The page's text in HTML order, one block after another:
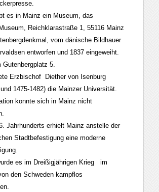
es in Mainz ein Museum, das
Reichklarastraße 1, 55116 Mainz
vom dänische Bildhauer
entworfen und 1837 eingeweiht.
Gutenbergplatz 5.
Erzbischof Diether von Isenburg
1475-1482) die Mainzer Universität.
konnte sich in Mainz nicht
Jahrhunderts erhielt Mainz anstelle der
Stadtbefestigung eine moderne
es im Dreißigjährigen Krieg im
den Schweden kampflos